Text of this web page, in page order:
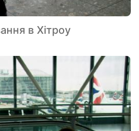
в Хітроу